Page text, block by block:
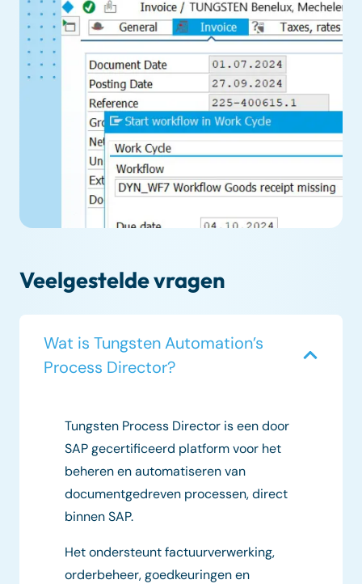
Veelgestelde vragen
Wat is Tungsten Automation’s
Process Director?
Tungsten Process Director is een door
SAP gecertificeerd platform voor het
beheren en automatiseren van
documentgedreven processen, direct
binnen SAP.
Het ondersteunt factuurverwerking,
orderbeheer, goedkeuringen en